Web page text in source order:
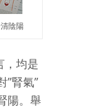
陰陽
，均是
”腎氣”
陽。舉